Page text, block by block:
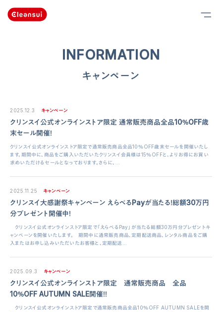
INFORMATION
キャンペーン
2025.12.3 キャンペーン
クリンスイ公式オンラインストア限定 通常販売商品全品10％OFF歳
末セール開催！
クリンスイ公式オンラインストア限定で通常販売商品全品10％OFF歳末セールを開催いたし
ます。期間中に、商品をご購入いただいたクリンスイ会員様は15％OFFと、よりお得にお買い
求めいただけるセールとなっております。さらに、...
2025.11.25 キャンペーン
クリンスイ大感謝祭キャンペーン えらべるPayが当たる！総額30万円
分プレゼント開催中！
クリンスイ公式オンラインストア限定で「えらべるPay」が当たる総額30万円分プレゼントキ
ャンペーンを開催いたします。 期間中に通常販売商品、定期配送商品、レンタル商品をご購
入またはお申し込みいただいたお客様と、定期配送...
2025.09.3 キャンペーン
クリンスイ公式オンラインストア限定 通常販売商品 全品
10％OFF AUTUMN SALE開催！！
クリンスイ公式オンラインストア限定で通常販売商品全品10％OFF AUTUMN SALEを開